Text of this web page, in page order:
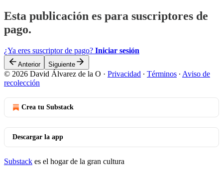
Esta publicación es para suscriptores de
pago.
¿Ya eres suscriptor de pago? Iniciar sesión
Anterior Siguiente
© 2026 David Álvarez de la O · Privacidad ∙ Términos ∙ Aviso de
recolección
Crea tu Substack
Descargar la app
Substack es el hogar de la gran cultura